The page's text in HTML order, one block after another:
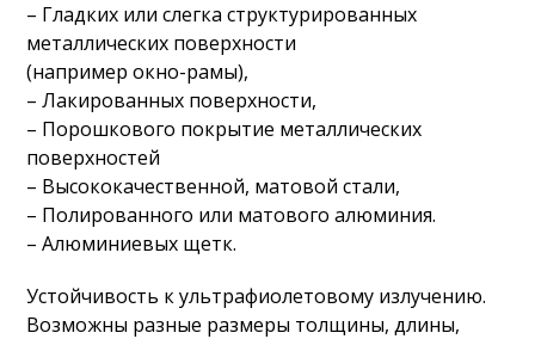
– Гладких или слегка структурированных
металлических поверхности
(например окно-рамы),
– Лакированных поверхности,
– Порошкового покрытие металлических
поверхностей
– Высококачественной, матовой стали,
– Полированного или матового алюминия.
– Алюминиевых щетк.
Устойчивость к ультрафиолетовому излучению.
Возможны разные размеры толщины, длины,